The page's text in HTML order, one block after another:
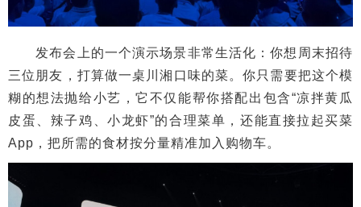
发布会上的一个演示场景非常生活化：你想周末招待
三位朋友，打算做一桌川湘口味的菜。你只需要把这个模
糊的想法抛给小艺，它不仅能帮你搭配出包含“凉拌黄瓜
皮蛋、辣子鸡、小龙虾”的合理菜单，还能直接拉起买菜
App，把所需的食材按分量精准加入购物车。